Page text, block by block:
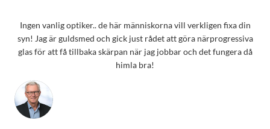
Ingen vanlig optiker.. de här människorna vill verkligen fixa din
syn! Jag är guldsmed och gick just rådet att göra närprogressiva
glas för att få tillbaka skärpan när jag jobbar och det fungera då
himla bra!